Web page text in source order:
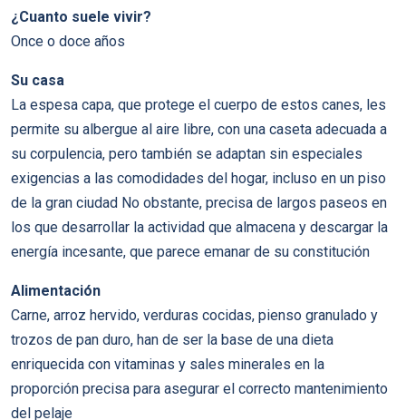
¿Cuanto suele vivir?
Once o doce años
Su casa
La espesa capa, que protege el cuerpo de estos canes, les
permite su albergue al aire libre, con una caseta adecuada a
su corpulencia, pero también se adaptan sin especiales
exigencias a las comodidades del hogar, incluso en un piso
de la gran ciudad No obstante, precisa de largos paseos en
los que desarrollar la actividad que almacena y descargar la
energía incesante, que parece emanar de su constitución
Alimentación
Carne, arroz hervido, verduras cocidas, pienso granulado y
trozos de pan duro, han de ser la base de una dieta
enriquecida con vitaminas y sales minerales en la
proporción precisa para asegurar el correcto mantenimiento
del pelaje